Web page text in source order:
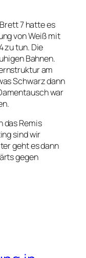
7 hatte es
von Weiß mit
zu tun. Die
Bahnen.
am
Schwarz dann
war
das Remis
sind wir
geht es dann
gegen